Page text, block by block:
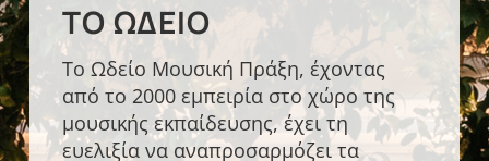
ΤΟ ΩΔΕΊΟ
Το Ωδείο Μουσική Πράξη, έχοντας
από το 2000 εμπειρία στο χώρο της
μουσικής εκπαίδευσης, έχει τη
ευελιξία να αναπροσαρμόζει τα